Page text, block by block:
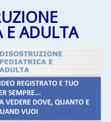
E ADULTA